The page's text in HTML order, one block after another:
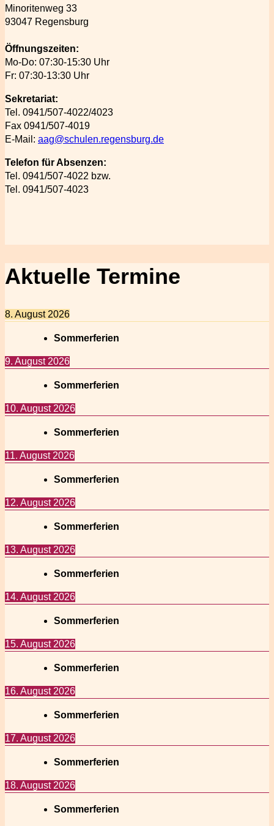
Minoritenweg 33
93047 Regensburg
Öffnungszeiten:
Mo-Do: 07:30-15:30 Uhr
Fr: 07:30-13:30 Uhr
Sekretariat:
Tel. 0941/507-4022/4023
Fax 0941/507-4019
E-Mail: aag@schulen.regensburg.de
Telefon für Absenzen:
Tel. 0941/507-4022 bzw.
Tel. 0941/507-4023
Aktuelle Termine
8. August 2026
Sommerferien
9. August 2026
Sommerferien
10. August 2026
Sommerferien
11. August 2026
Sommerferien
12. August 2026
Sommerferien
13. August 2026
Sommerferien
14. August 2026
Sommerferien
15. August 2026
Sommerferien
16. August 2026
Sommerferien
17. August 2026
Sommerferien
18. August 2026
Sommerferien